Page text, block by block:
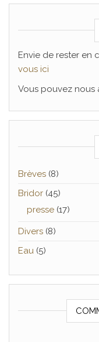
Envie de rester en
vous ici
Vous pouvez nous
Brèves (8)
Bridor (45)
presse (17)
Divers (8)
Eau (5)